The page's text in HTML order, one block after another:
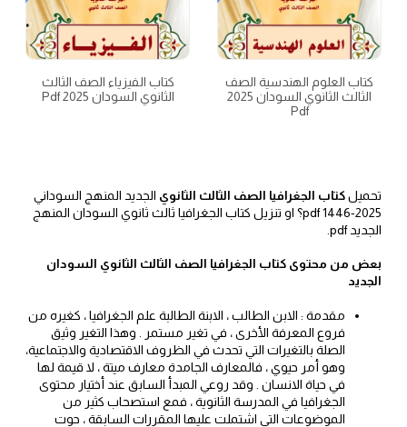
كتاب العلوم الهندسية الصف
الثالث الثانوي السودان 2025
Pdf
كتاب الفيزياء الصف الثالث
الثانوي السودان 2025 Pdf
تحميلكتاب الجغرافيا الصف الثالث الثانويالجديد المنهج السوداني
2025-1446 pdf؟ او تنزيل كتاب الجغرافيا ثالث ثانوي السودان المنهج
الجديد pdf.
بعض من محتوى كتاب الجغرافيا الصف الثالث الثانوي السودان
الجديد
مقدمة : الابن الطالب ، الابنة الطالبة علم الجغرافيا ، كغيره من
فروع المعرفة الأخرى ، في تغير مستمر . وهذا التغير وثيق
الصلة بالتغيرات التي تحدث في الظروف الاقتصادية والاجتماعية،
وهو أمر حيوي ، فالمعارف الجامدة معارف ميتة ، لا قيمة لها
في حياة الانسان . وقد روعي المبدأ السابق عند أختيار محتوى
الجغرافيا في المدرسة الثانوية ، فمع استصحاب كثير من
الموضوعات التي اشتملت عليها المقررات السابقة ، حوت